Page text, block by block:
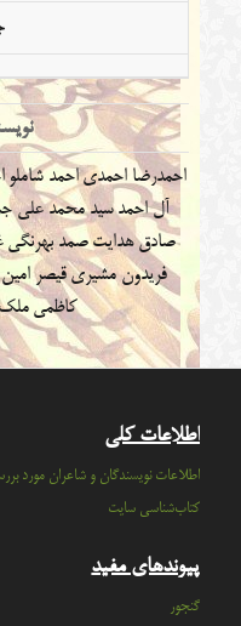
احمدرضا احمدیاحمد شاملو
آل احمدسید محمد علی
صادق هدایتصمد بهرنگی
فریدون مشیری قیصر امین
کاظمی ملک
اطلاعات کلی
اطلاعات نویسندگان و شاعران مورد
کتاب‌شناسی سایت
پیوندهای مفید
گنجور